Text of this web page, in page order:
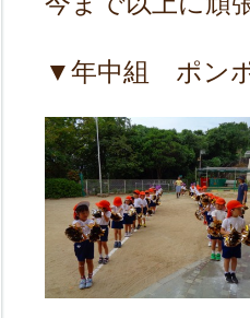
▼年中組 ポン